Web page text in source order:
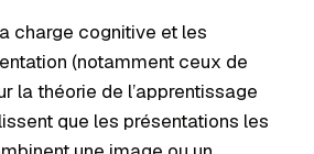
charge cognitive et les
(notamment ceux de
la théorie de l’apprentissage
que les présentations les